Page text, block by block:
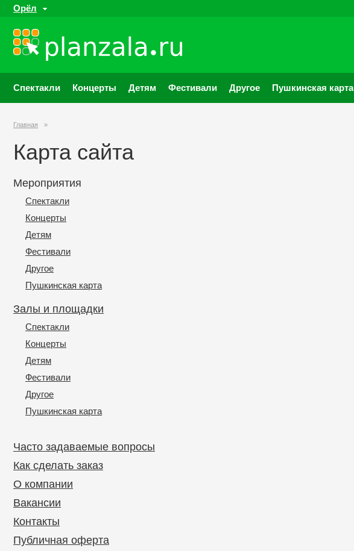
Орёл
Спектакли Концерты Детям Фестивали Другое Пушкинская карта
Главная »
Карта сайта
Мероприятия
Спектакли
Концерты
Детям
Фестивали
Другое
Пушкинская карта
Залы и площадки
Спектакли
Концерты
Детям
Фестивали
Другое
Пушкинская карта
Часто задаваемые вопросы
Как сделать заказ
О компании
Вакансии
Контакты
Публичная оферта